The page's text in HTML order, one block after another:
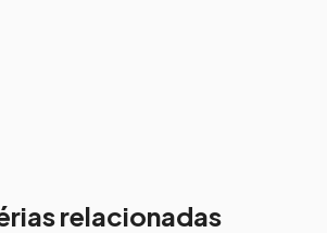
relacionadas